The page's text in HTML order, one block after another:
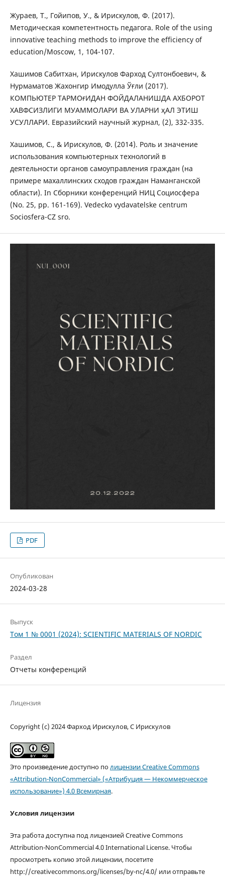
Жураев, Т., Гойипов, У., & Ирискулов, Ф. (2017).
Методическая компетентность педагога. Role of the using
innovative teaching methods to improve the efficiency of
education/Moscow, 1, 104-107.
Хашимов Сабитхан, Ирискулов Фарход Султонбоевич, &
Нурмаматов Жахонгир Имодулла Ўғли (2017).
КОМПЬЮТЕР ТАРМОғИДАН ФОЙДАЛАНИШДА АХБОРОТ
ХАВФСИЗЛИГИ МУАММОЛАРИ ВА УЛАРНИ ҳАЛ ЭТИШ
УСУЛЛАРИ. Евразийский научный журнал, (2), 332-335.
Хашимов, С., & Ирискулов, Ф. (2014). Роль и значение
использования компьютерных технологий в
деятельности органов самоуправления граждан (на
примере махаллинских сходов граждан Наманганской
области). In Сборники конференций НИЦ Социосфера
(No. 25, pp. 161-169). Vedecko vydavatelske centrum
Sociosfera-CZ sro.
PDF
Опубликован
2024-03-28
Выпуск
Том 1 № 0001 (2024): SCIENTIFIC MATERIALS OF NORDIC
Раздел
Отчеты конференций
Лицензия
Copyright (c) 2024 Фарход Ирискулов, С Ирискулов
Это произведение доступно полицензии Creative Commons
«Attribution-NonCommercial» («Атрибуция — Некоммерческое
использование») 4.0 Всемирная.
Условия лицензии
Эта работа доступна под лицензией Creative Commons
Attribution-NonCommercial 4.0 International License. Чтобы
просмотреть копию этой лицензии, посетите
http://creativecommons.org/licenses/by-nc/4.0/ или отправьте